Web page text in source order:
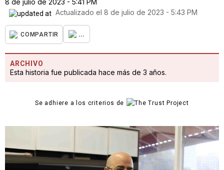
8 de julio de 2023 - 5:41 PM
Actualizado el 8 de julio de 2023 - 5:43 PM
COMPARTIR ...
ARCHIVO
Esta historia fue publicada hace más de 3 años.
Se adhiere a los criterios de